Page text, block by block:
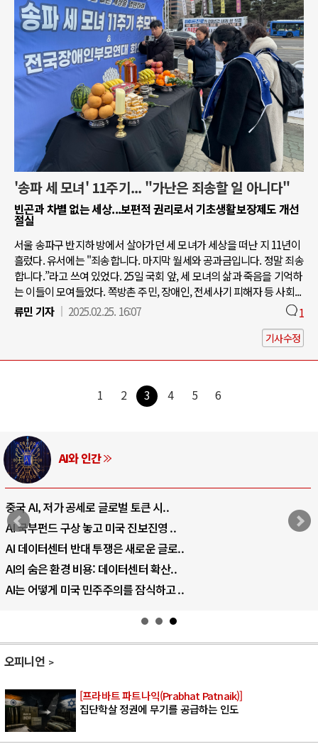
'송파 세 모녀' 11주기... "가난은 죄송할 일 아니다"
빈곤과 차별 없는 세상...보편적 권리로서 기초생활보장제도 개선
절실
서울 송파구 반지하 방에서 살아가던 세 모녀가 세상을 떠난 지 11년이
흘렀다. 유서에는 "죄송합니다. 마지막 월세와 공과금입니다. 정말 죄송
합니다.”라고 쓰여 있었다. 25일 국회 앞, 세 모녀의 삶과 죽음을 기억하
는 이들이 모여들었다. 쪽방촌 주민, 장애인, 전세사기 피해자 등 사회...
류민 기자
2025.02.25. 16:07 1
기사수정
1 2 3 4 5 6
러시아-우크라이나 전쟁
전쟁의 추상화: 우크라이나, 대리전의 역..
EU·우크라이나 드론 협력 직후, 러시아..
나토, 우크라 군사지원 2027년까지 공..
우크라이나, 덴마크, 에스토니아, 네덜란..
러·우크라, 대규모 공습 주고받아…민간 ..
오피니언
[프라바트 파트나익(Prabhat Patnaik)]
집단학살 정권에 무기를 공급하는 인도